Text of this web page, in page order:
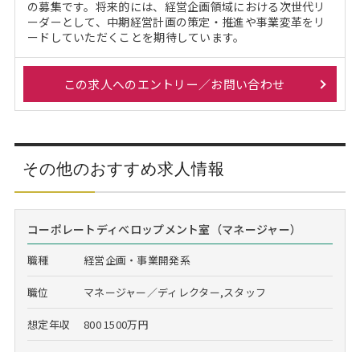
の募集です。将来的には、経営企画領域における次世代リ
ーダーとして、中期経営計画の策定・推進や事業変革をリ
ードしていただくことを期待しています。
この求人へのエントリー／お問い合わせ
その他のおすすめ求人情報
コーポレートディべロップメント室（マネージャー）
職種 経営企画・事業開発系
職位 マネージャー／ディレクター,スタッフ
想定年収 800 1500万円